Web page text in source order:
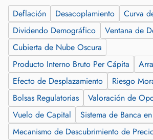
Deflación Desacoplamiento
Curva
Dividendo Demográfico
Ventana de
Cubierta de Nube Oscura
Producto Interno Bruto Per Cápita
Efecto de Desplazamiento
Riesgo
Bolsas Regulatorias
Valoración de
Vuelo de Capital
Sistema de Banca
Mecanismo de Descubrimiento de